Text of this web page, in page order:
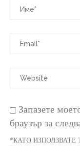
Запазете
браузър за
*КАТО ИЗПОЛЗВАТЕ